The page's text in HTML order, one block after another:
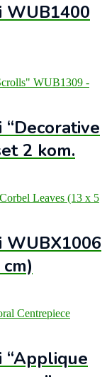
WUB1400
2 kom.
“Applique